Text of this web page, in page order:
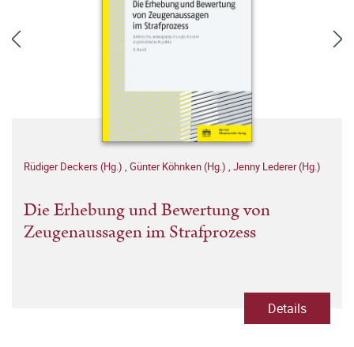
Rüdiger Deckers (Hg.) , Günter Köhnken (Hg.) , Jenny Lederer (Hg.)
Die Erhebung und Bewertung von
Zeugenaussagen im Strafprozess
Details